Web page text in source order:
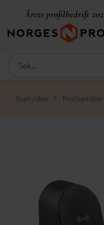
Startsiden Profilartikler